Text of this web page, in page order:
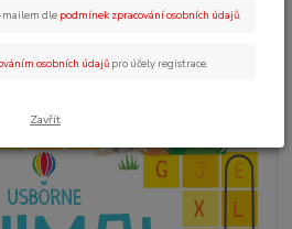
mailem dle podmínek zpracování osobních údajů.
osobních údajů pro účely registrace.
Zavřít